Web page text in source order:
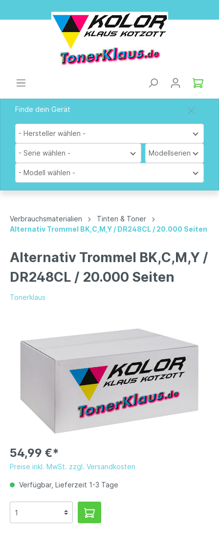
Finde dein Gerät
- Hersteller wählen -
- Serie wählen - Modellserien
- Modell wählen -
Verbrauchsmaterialien
Tinten & Toner
Alternativ Trommel BK,C,M,Y / DR248CL / 20.000 Seiten
Alternativ Trommel BK,C,M,Y /
DR248CL / 20.000 Seiten
Tonerklaus
54,99 €*
Preise inkl. MwSt. zzgl. Versandkosten
Verfügbar, Lieferzeit 1-3 Tage